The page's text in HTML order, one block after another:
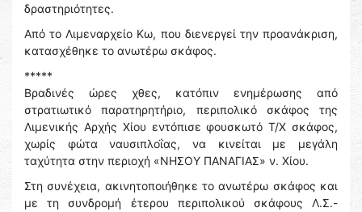
δραστηριότητες.
Από το Λιμεναρχείο Κω, που διενεργεί την προανάκριση,
κατασχέθηκε το ανωτέρω σκάφος.
*****
Βραδινές ώρες χθες, κατόπιν ενημέρωσης από
στρατιωτικό παρατηρητήριο, περιπολικό σκάφος της
Λιμενικής Αρχής Χίου εντόπισε φουσκωτό Τ/Χ σκάφος,
χωρίς φώτα ναυσιπλοΐας, να κινείται με μεγάλη
ταχύτητα στην περιοχή «ΝΗΣΟΥ ΠΑΝΑΓΙΑΣ» ν. Χίου.
Στη συνέχεια, ακινητοποιήθηκε το ανωτέρω σκάφος και
με τη συνδρομή έτερου περιπολικού σκάφους Λ.Σ.-